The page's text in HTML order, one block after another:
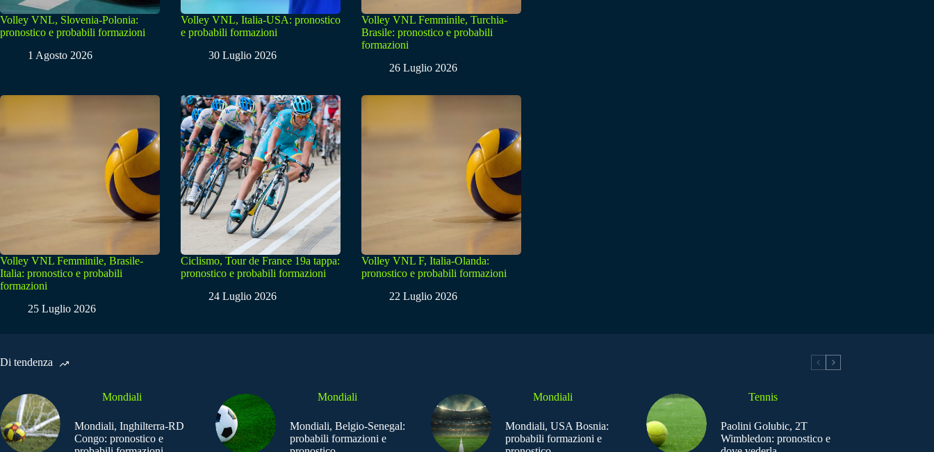
Volley VNL, Slovenia-Polonia:
pronostico e probabili formazioni
1 Agosto 2026
Volley VNL, Italia-USA: pronostico
e probabili formazioni
30 Luglio 2026
Volley VNL Femminile, Turchia-
Brasile: pronostico e probabili
formazioni
26 Luglio 2026
Volley VNL Femminile, Brasile-
Italia: pronostico e probabili
formazioni
25 Luglio 2026
Ciclismo, Tour de France 19a tappa:
pronostico e probabili formazioni
24 Luglio 2026
Volley VNL F, Italia-Olanda:
pronostico e probabili formazioni
22 Luglio 2026
Di tendenza
Mondiali
Mondiali, Inghilterra-RD
Congo: pronostico e
Mondiali
Mondiali, Belgio-Senegal:
probabili formazioni e
Mondiali
Mondiali, USA Bosnia:
probabili formazioni e
Tennis
Paolini Golubic, 2T
Wimbledon: pronostico e